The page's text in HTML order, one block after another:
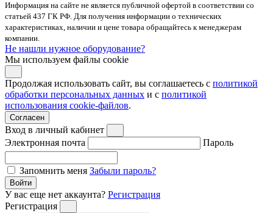
Информация на сайте не является публичной офертой в соответствии со
статьей 437 ГК РФ. Для получения информации о технических
характеристиках, наличии и цене товара обращайтесь к менеджерам
компании.
Не нашли нужное оборудование?
Мы используем файлы cookie
Продолжая использовать сайт, вы соглашаетесь с политикой
обработки персональных данных и с политикой
использования cookie-файлов.
Согласен
Вход в личный кабинет
Электронная почта
Пароль
Запомнить меня Забыли пароль?
Войти
У вас еще нет аккаунта? Регистрация
Регистрация